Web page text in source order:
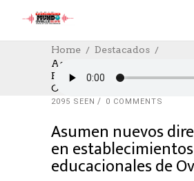
Home
Destacados
Asumen Nuevos Directores
Establecimientos
Ovalle
DESTACADOS EDUCACION,
28/02/2023
2095 SEEN
0 COMMENTS
Asumen nuevos
en establecimientos
educacionales de